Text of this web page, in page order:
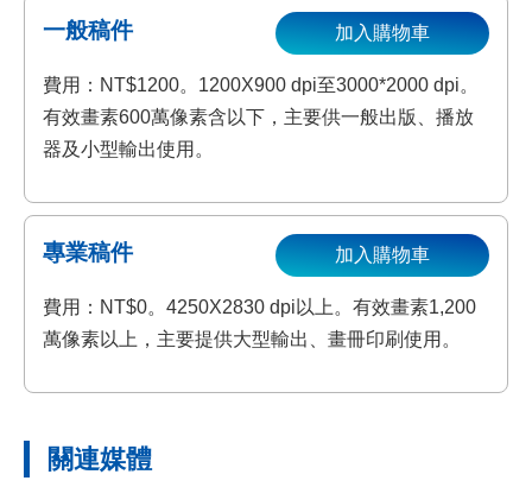
一般稿件
費用：NT$1200。1200X900 dpi至3000*2000 dpi。
有效畫素600萬像素含以下，主要供一般出版、播放
器及小型輸出使用。
加入購物車
專業稿件
費用：NT$0。4250X2830 dpi以上。有效畫素1,200
萬像素以上，主要提供大型輸出、畫冊印刷使用。
加入購物車
關連媒體